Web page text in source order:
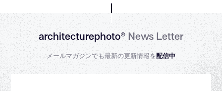
architecturephoto®News Letter
メールマガジンでも最新の更新情報を配信中